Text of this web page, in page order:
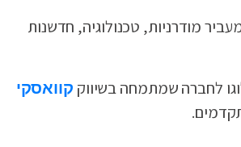
מודרניות, טכנולוגיה, חדשנות
לחברה שמתמחה בשיווק קוואסקי